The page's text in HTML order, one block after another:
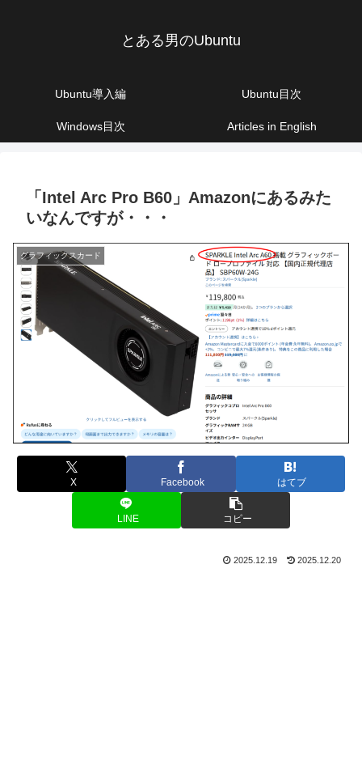
とある男のUbuntu
Ubuntu導入編 Ubuntu目次
Windows目次 Articles in English
「Intel Arc Pro B60」Amazonにあるみた
いなんですが・・・
グラフィックスカード
X Facebook はてブ
LINE コピー
2025.12.19 2025.12.20